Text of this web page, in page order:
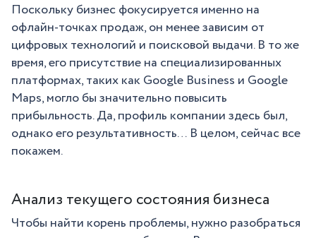
Поскольку бизнес фокусируется именно на
офлайн-точках продаж, он менее зависим от
цифровых технологий и поисковой выдачи. В то же
время, его присутствие на специализированных
платформах, таких как Google Business и Google
Maps, могло бы значительно повысить
прибыльность. Да, профиль компании здесь был,
однако его результативность… В целом, сейчас все
покажем.
Анализ текущего состояния бизнеса
Чтобы найти корень проблемы, нужно разобраться